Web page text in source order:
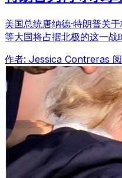
美国总统唐纳德·特朗普关
等大国将占据北极的这一战
作者: Jessica Contreras